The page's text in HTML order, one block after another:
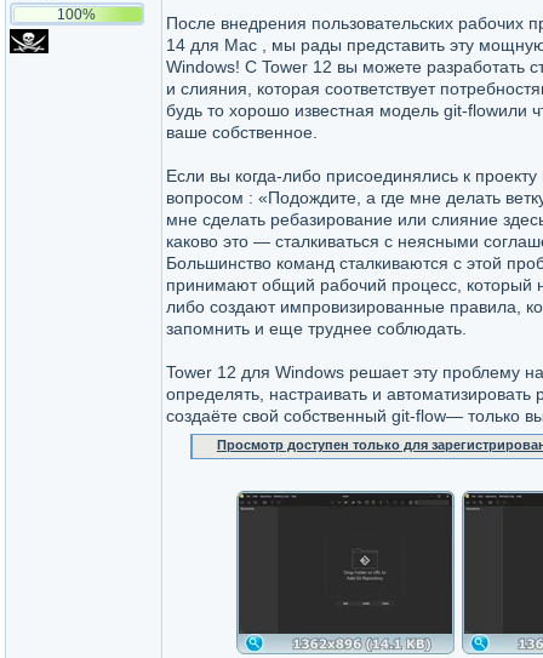
100%
После внедрения пользовательских рабочих
14 для Mac , мы рады представить эту
Windows! С Tower 12 вы можете разработать
и слияния, которая соответствует
будь то хорошо известная модель git-flowили
ваше собственное.
Если вы когда-либо присоединялись к проекту
вопросом : «Подождите, а где мне делать
мне сделать ребазирование или слияние
каково это — сталкиваться с неясными
Большинство команд сталкиваются с этой
принимают общий рабочий процесс, который
либо создают импровизированные правила,
запомнить и еще труднее соблюдать.
Tower 12 для Windows решает эту проблему
определять, настраивать и
создаёте свой собственный git-flow— только
Просмотр доступен только для